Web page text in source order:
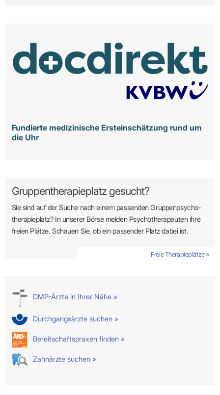
Fundierte medizinische Ersteinschätzung rund um
die Uhr
Gruppentherapieplatz gesucht?
Sie sind auf der Suche nach einem passenden Gruppen­psycho­
therapie­platz? In unserer Börse melden Psycho­­thera­­peuten ihre
freien Plätze. Schauen Sie, ob ein passender Platz dabei ist.
Freie Therapieplätze »
DMP-Ärzte in Ihrer Nähe »
Durchgangsärzte suchen »
Bereitschaftspraxen finden »
Zahnärzte suchen »